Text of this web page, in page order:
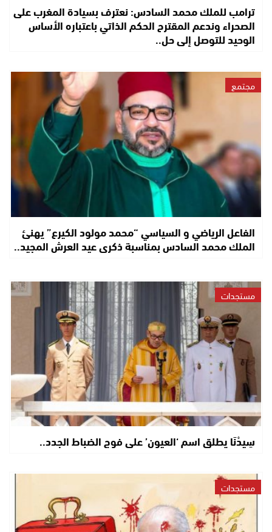
ترامب للملك محمد السادس: نعترف بسيادة المغرب على
الصحراء وندعم المقترح الحكم الذاتي باعتباره الأساس
الوحيد للتوصل إلى حل..
مجتمع
الفاعل الرياضي و السياسي “محمد مولود الكيرع” يهنئ
الملك محمد السادس بمناسبة ذكرى عيد العرش المجيد..
مستجدات
سِيدْنَا يطلق اسم ‘العيون’ على فوج الضباط الجدد..
مستجدات